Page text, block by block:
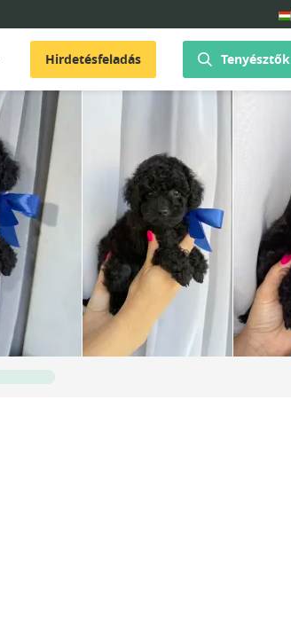
Hirdetésfeladás Tenyésztők